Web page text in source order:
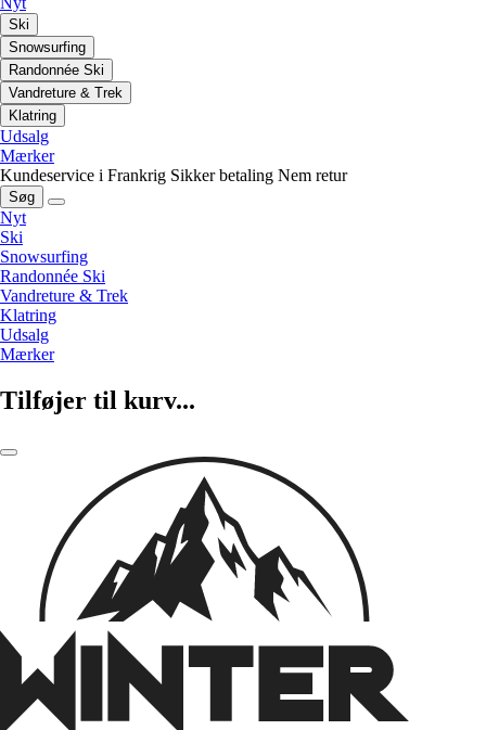
Ski
Snowsurfing
Randonnée Ski
Vandreture & Trek
Klatring
Udsalg
Mærker
Kundeservice i Frankrig Sikker betaling Nem retur
Søg
Nyt
Ski
Snowsurfing
Randonnée Ski
Vandreture & Trek
Klatring
Udsalg
Mærker
Tilføjer til kurv...